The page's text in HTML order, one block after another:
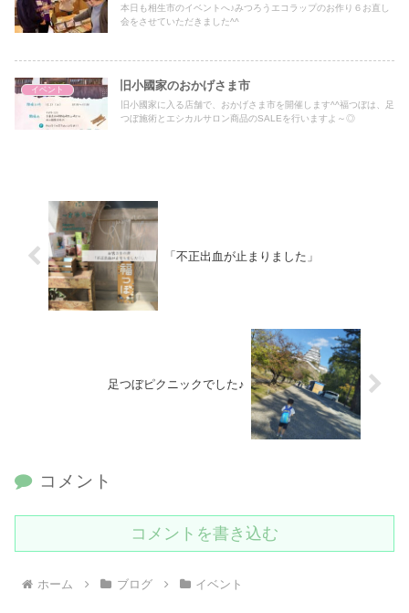
本日も相生市のイベントへ♪みつろうエコラップのお作り６お直し
会をさせていただきました^^
イベント 旧小國家のおかげさま市
旧小國家に入る店舗で、おかげさま市を開催します^^福つぼは、足
つぼ施術とエシカルサロン商品のSALEを行いますよ～◎
「不正出血が止まりました」
足つぼピクニックでした♪
コメント
コメントを書き込む
ホーム ブログ イベント